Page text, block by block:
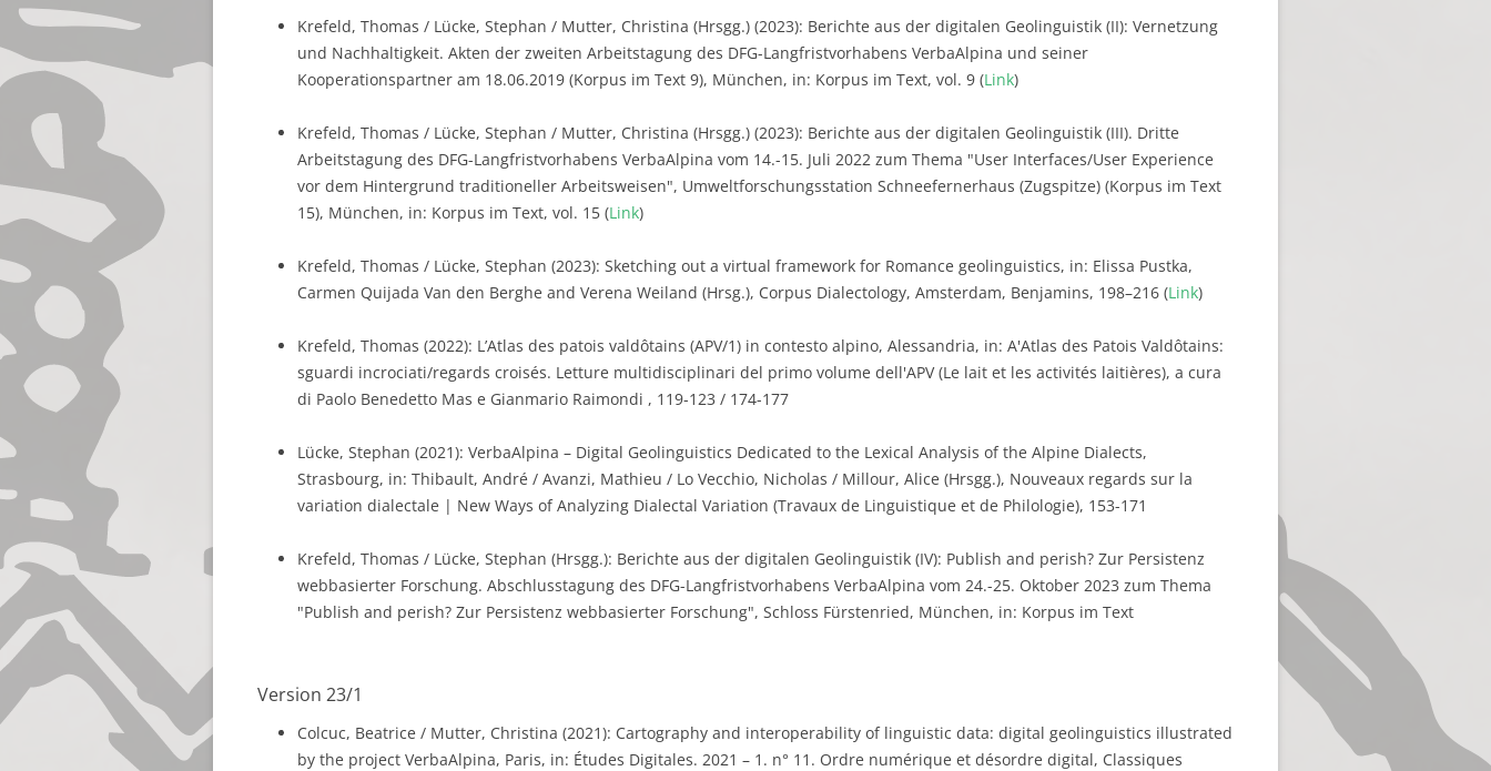
Krefeld, Thomas / Lücke, Stephan / Mutter, Christina (Hrsgg.) (2023): Berichte aus der digitalen Geolinguistik (II): Vernetzung
und Nachhaltigkeit. Akten der zweiten Arbeitstagung des DFG-Langfristvorhabens VerbaAlpina und seiner
Kooperationspartner am 18.06.2019 (Korpus im Text 9), München, in: Korpus im Text, vol. 9 (Link)
Krefeld, Thomas / Lücke, Stephan / Mutter, Christina (Hrsgg.) (2023): Berichte aus der digitalen Geolinguistik (III). Dritte
Arbeitstagung des DFG-Langfristvorhabens VerbaAlpina vom 14.-15. Juli 2022 zum Thema "User Interfaces/User Experience
vor dem Hintergrund traditioneller Arbeitsweisen", Umweltforschungsstation Schneefernerhaus (Zugspitze) (Korpus im Text
15), München, in: Korpus im Text, vol. 15 (Link)
Krefeld, Thomas / Lücke, Stephan (2023): Sketching out a virtual framework for Romance geolinguistics, in: Elissa Pustka,
Carmen Quijada Van den Berghe and Verena Weiland (Hrsg.), Corpus Dialectology, Amsterdam, Benjamins, 198–216 (Link)
Krefeld, Thomas (2022): L’Atlas des patois valdôtains (APV/1) in contesto alpino, Alessandria, in: A'Atlas des Patois Valdôtains:
sguardi incrociati/regards croisés. Letture multidisciplinari del primo volume dell'APV (Le lait et les activités laitières), a cura
di Paolo Benedetto Mas e Gianmario Raimondi , 119-123 / 174-177
Lücke, Stephan (2021): VerbaAlpina – Digital Geolinguistics Dedicated to the Lexical Analysis of the Alpine Dialects,
Strasbourg, in: Thibault, André / Avanzi, Mathieu / Lo Vecchio, Nicholas / Millour, Alice (Hrsgg.), Nouveaux regards sur la
variation dialectale | New Ways of Analyzing Dialectal Variation (Travaux de Linguistique et de Philologie), 153-171
Krefeld, Thomas / Lücke, Stephan (Hrsgg.): Berichte aus der digitalen Geolinguistik (IV): Publish and perish? Zur Persistenz
webbasierter Forschung. Abschlusstagung des DFG-Langfristvorhabens VerbaAlpina vom 24.-25. Oktober 2023 zum Thema
"Publish and perish? Zur Persistenz webbasierter Forschung", Schloss Fürstenried, München, in: Korpus im Text
Version 23/1
Colcuc, Beatrice / Mutter, Christina (2021): Cartography and interoperability of linguistic data: digital geolinguistics illustrated
by the project VerbaAlpina, Paris, in: Études Digitales. 2021 – 1. n° 11. Ordre numérique et désordre digital, Classiques